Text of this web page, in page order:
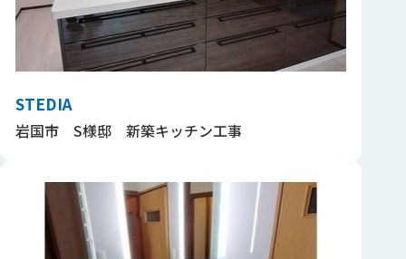
STEDIA
岩国市 S様邸 新築キッチン工事